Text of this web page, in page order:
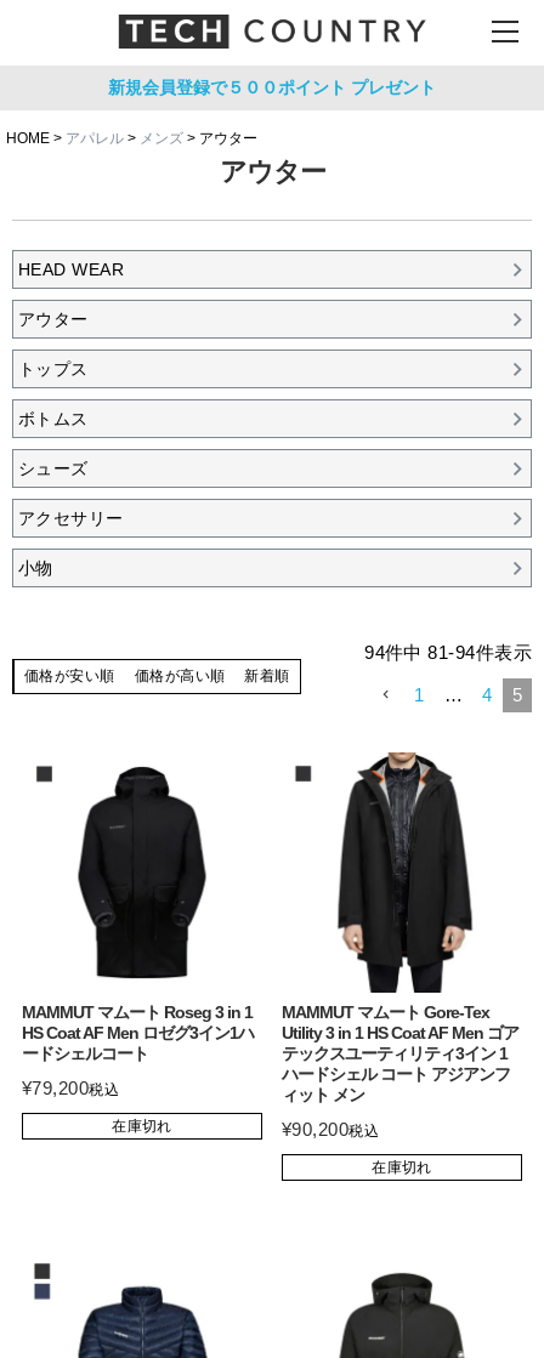
新規会員登録で５００ポイント プレゼント
HOME アパレル メンズ アウター
アウター
HEAD WEAR
アウター
トップス
ボトムス
シューズ
アクセサリー
小物
価格が安い順 価格が高い順 新着順
94件中 81-94件表示
1 … 4 5
MAMMUT マムート Roseg 3 in 1
HS Coat AF Men ロゼグ3イン1ハ
ードシェルコート
¥79,200税込
在庫切れ
MAMMUT マムート Gore-Tex
Utility 3 in 1 HS Coat AF Men ゴア
テックスユーティリティ3イン 1
ハードシェル コート アジアンフ
ィット メン
¥90,200税込
在庫切れ